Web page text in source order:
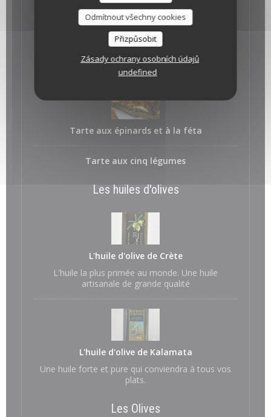
Odmítnout všechny cookies
Přizpůsobit
Zásady ochrany osobních údajů
undefined
Bouchées à la féta
feuilleté aux poivrons doux et à la féta
Les Tartes Salées
Tarte aux épinards et à la féta
Tarte aux cinq légumes
Les huiles d'olives
L'huile d'olive de Crète
L'huile la plus primée au monde. Une huile
artisanale de grande qualité
L'huile d'olive de Kalamata
Une huile forte et pure qui conviendra à tous vos
plats.
Les Olives